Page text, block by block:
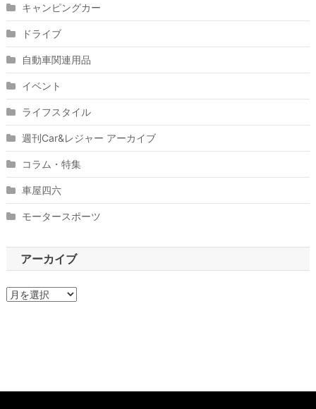
キャンピングカー
ドライブ
自動車関連用品
イベント
ライフスタイル
週刊Car&レジャー アーカイブ
コラム・特集
車屋四六
モータースポーツ
アーカイブ
ア